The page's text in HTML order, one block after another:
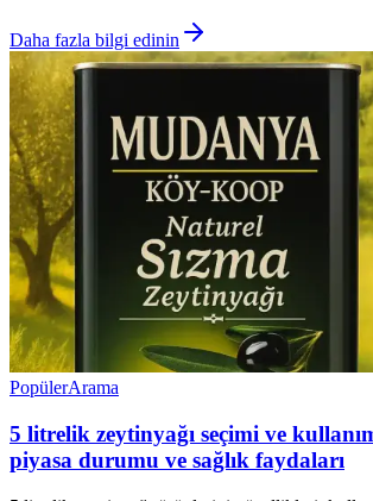
Daha fazla bilgi edinin
PopülerArama
5 litrelik zeytinyağı seçimi ve
piyasa durumu ve sağlık faydaları